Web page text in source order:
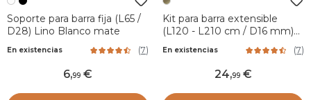
Soporte para barra fija (L65 /
D28) Lino Blanco mate
En existencias (7)
6,99
Kit para barra extensible
(L120 - L210 cm / D16 mm)
En existencias (7)
24,99